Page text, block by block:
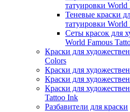
татуировки World
Теневые краски
татуировки World
Сеты красок для
World Famous
Краски для
Colors
Краски для
Краски для
Краски для
Tattoo Ink
Разбавители для краски